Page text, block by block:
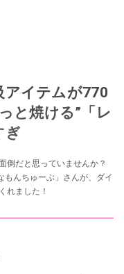
アイテムが770
と焼ける”「レ
ぎ
倒だと思っていませんか？
んちゅーぶ」さんが、ダイ
れました！